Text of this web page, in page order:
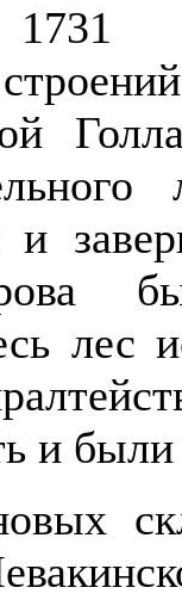
и
лес
и